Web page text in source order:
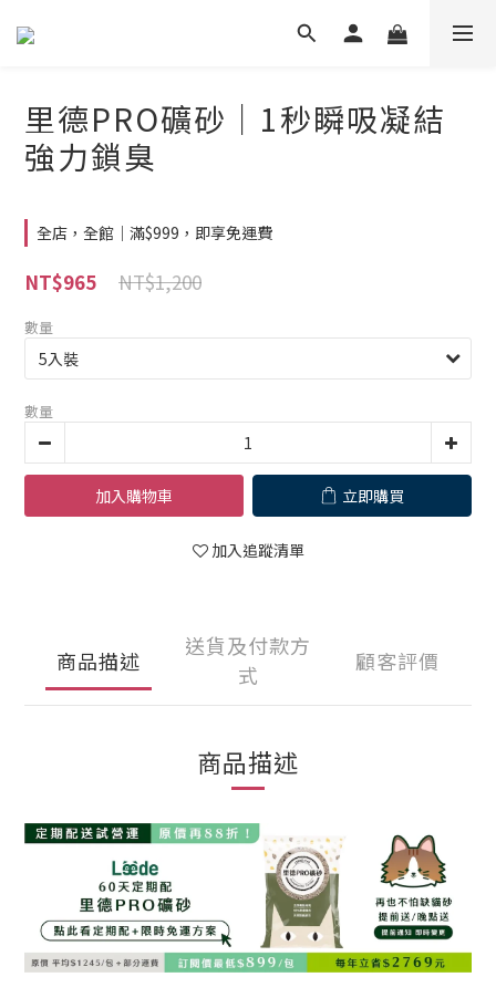
里德PRO礦砂｜1秒瞬吸凝結
強力鎖臭
全店，全館｜滿$999，即享免運費
NT$1,200
NT$965
數量
數量
加入購物車 立即購買
加入追蹤清單
商品描述
送貨及付款方
式
顧客評價
商品描述